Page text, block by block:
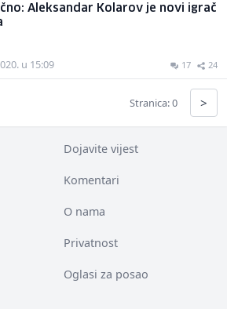
Aleksandar Kolarov je novi igrač
u 15:09 17 24
Stranica: 0 >
Dojavite vijest
Komentari
O nama
Privatnost
Oglasi za posao